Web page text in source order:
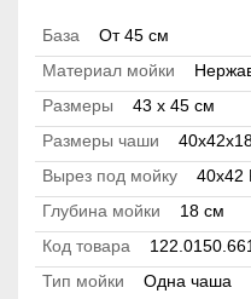
База
От 45 см
Материал мойки
Размеры
43 x 45 см
Размеры чаши
Вырез под мойку
40x42
Глубина мойки
18 см
Код товара
122.0150.661
Тип мойки
Одна чаша